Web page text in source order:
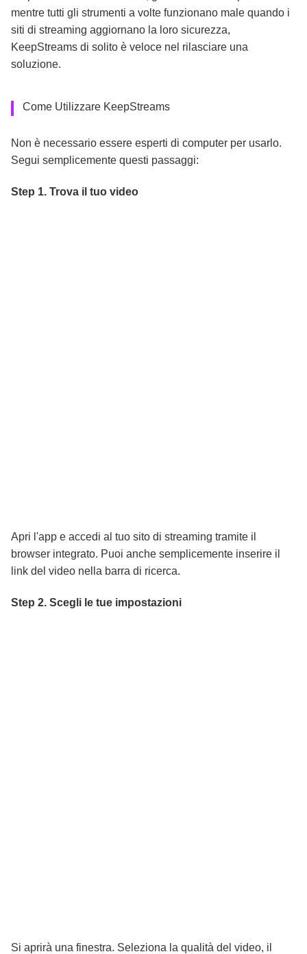
mentre tutti gli strumenti a volte funzionano male quando i
siti di streaming aggiornano la loro sicurezza,
KeepStreams di solito è veloce nel rilasciare una
soluzione.
Come Utilizzare KeepStreams
Non è necessario essere esperti di computer per usarlo.
Segui semplicemente questi passaggi:
Step 1. Trova il tuo video
Apri l'app e accedi al tuo sito di streaming tramite il
browser integrato. Puoi anche semplicemente inserire il
link del video nella barra di ricerca.
Step 2. Scegli le tue impostazioni
Si aprirà una finestra. Seleziona la qualità del video, il